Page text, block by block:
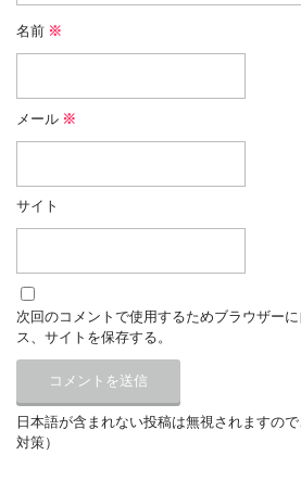
名前 ※
メール ※
サイト
次回のコメントで使用するためブラウザー
ス、サイトを保存する。
日本語が含まれない投稿は無視されますの
対策）